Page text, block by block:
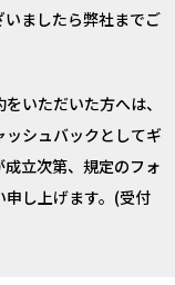
ましたら弊社までご
いただいた方へは、
シュバックとしてギ
立次第、規定のフォ
し上げます。(受付